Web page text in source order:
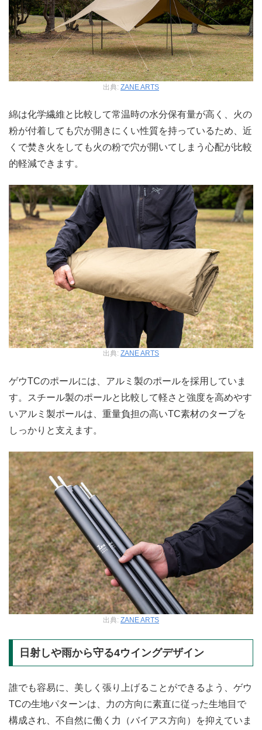
出典: ZANE ARTS
綿は化学繊維と比較して常温時の水分保有量が高く、火の
粉が付着しても穴が開きにくい性質を持っているため、近
くで焚き火をしても火の粉で穴が開いてしまう心配が比較
的軽減できます。
出典: ZANE ARTS
ゲウTCのポールには、アルミ製のポールを採用していま
す。スチール製のポールと比較して軽さと強度を高めやす
いアルミ製ポールは、重量負担の高いTC素材のタープを
しっかりと支えます。
出典: ZANE ARTS
日射しや雨から守る4ウイングデザイン
誰でも容易に、美しく張り上げることができるよう、ゲウ
TCの生地パターンは、力の方向に素直に従った生地目で
構成され、不自然に働く力（バイアス方向）を抑えていま